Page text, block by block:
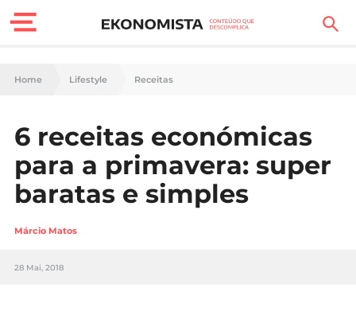
Finanças Pessoais
Carreira
Casa
Lifestyle
Sociedade
Home Lifestyle Receitas
6 receitas económicas
para a primavera: super
baratas e simples
Márcio Matos
28 Mai, 2018